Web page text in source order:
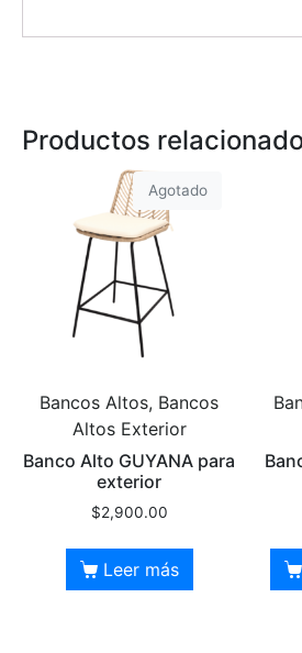
Productos
Agotado
Bancos Altos, Bancos
Altos Exterior
Banco Alto GUYANA para
exterior
$2,900.00
Leer más